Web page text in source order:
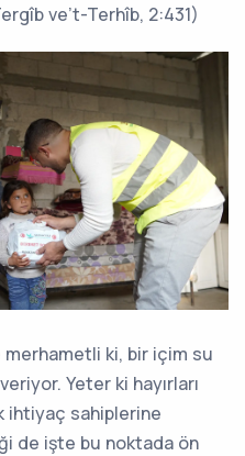
ve’t-Terhîb, 2:431)
merhametli ki, bir içim su
Yeter ki hayırları
ihtiyaç sahiplerine
de işte bu noktada ön